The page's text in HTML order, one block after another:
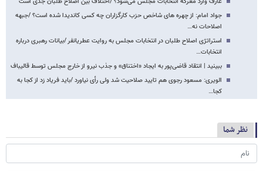
جواد امام: از چهره های شاخص حزب کارگزاران چه کسی کاندیدا شده است؟ /جبهه
اصلاحات نه…
استراتژی اصلاح طلبان در انتخابات مجلس به روایت عطریانفر /بیانات رهبری درباره
انتخابات…
ببینید | انتقاد قاضی‌پور به ایجاد «اختناق» و جذب نیرو از خارج مجلس توسط قالیباف
الویری: مسعود رجوی هم تایید صلاحیت شد ولی رأی نیاورد /باید فریاد زد از کجا به
کجا…
نظر شما